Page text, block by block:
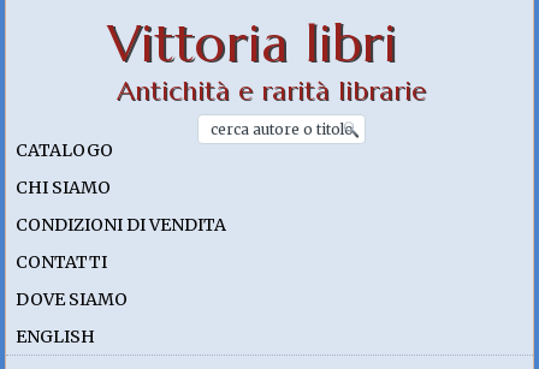
Vittoria libri
Antichità e rarità librarie
CATALOGO
CHI SIAMO
CONDIZIONI DI VENDITA
CONTATTI
DOVE SIAMO
ENGLISH